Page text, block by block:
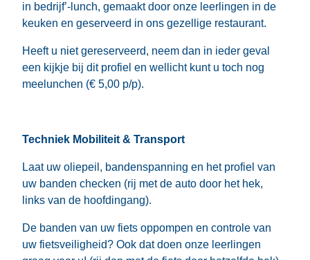
in bedrijf’-lunch, gemaakt door onze leerlingen in de
keuken en geserveerd in ons gezellige restaurant.
Heeft u niet gereserveerd, neem dan in ieder geval
een kijkje bij dit profiel en wellicht kunt u toch nog
meelunchen (€ 5,00 p/p).
Techniek Mobiliteit & Transport
Laat uw oliepeil, bandenspanning en het profiel van
uw banden checken (rij met de auto door het hek,
links van de hoofdingang).
De banden van uw fiets oppompen en controle van
uw fietsveiligheid? Ook dat doen onze leerlingen